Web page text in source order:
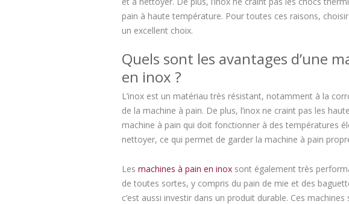
pain à haute température. Pour toutes ces raisons,
un excellent choix.
Quels sont les avantages d’une
en inox ?
L’inox est un matériau très résistant, notamment à la
de la machine à pain. De plus, l’inox ne craint pas les
machine à pain qui doit fonctionner à des températures
nettoyer, ce qui permet de garder la machine à pain
Les machines à pain en inox sont également très
de toutes sortes, y compris du pain de mie et des
c’est aussi investir dans un produit durable. Ces